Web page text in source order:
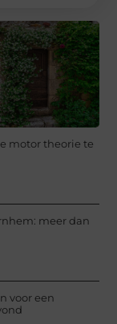
motor theorie te
meer dan
voor een